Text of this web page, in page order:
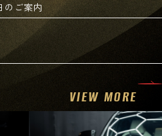
のご案内
VIEW MORE